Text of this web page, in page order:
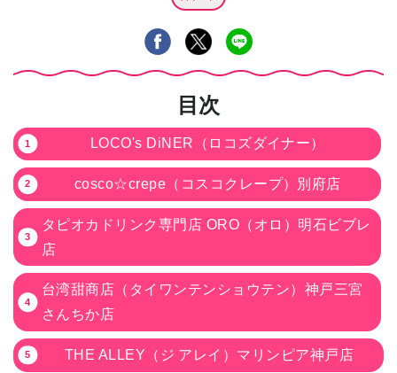
目次
LOCO's DiNER（ロコズダイナー）
cosco☆crepe（コスコクレープ）別府店
タピオカドリンク専門店 ORO（オロ）明石ビブレ
店
台湾甜商店（タイワンテンショウテン）神戸三宮
さんちか店
THE ALLEY（ジ アレイ）マリンピア神戸店